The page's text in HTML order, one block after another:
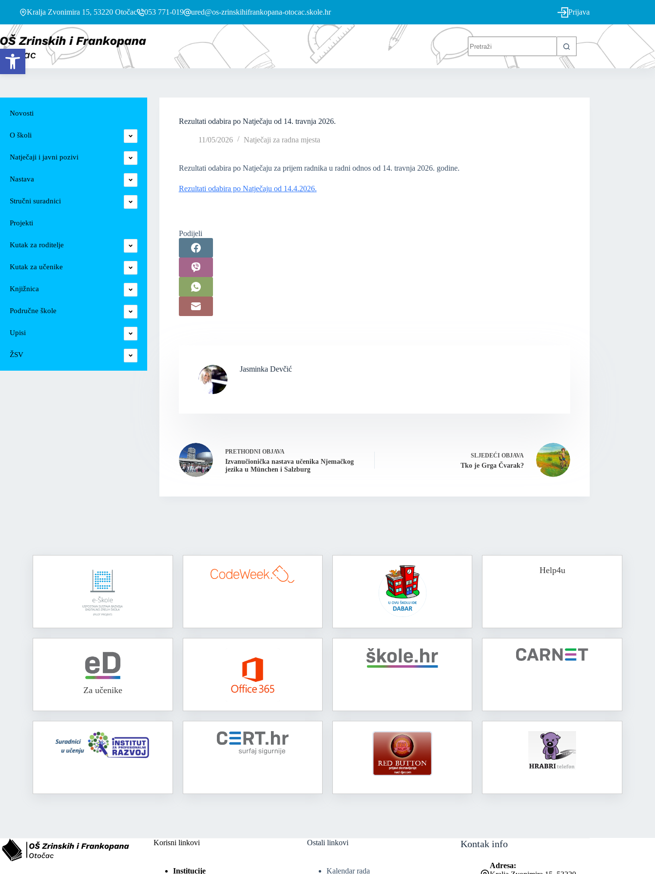
Open toolbar
Kralja Zvonimira 15, 53220 Otočac 053 771-019 ured@os-zrinskihifrankopana-otocac.skole.hr Prijava
Rezultati odabira po Natječaju od 14. travnja 2026.
11/05/2026 Natječaji za radna mjesta
Rezultati odabira po Natječaju za prijem radnika u radni odnos od 14. travnja 2026. godine.
Rezultati odabira po Natječaju od 14.4.2026.
Podijeli
Jasminka Devčić
PRETHODNI OBJAVA
Izvanučionička nastava učenika Njemačkog
jezika u München i Salzburg
SLJEDEĆI OBJAVA
Tko je Grga Čvarak?
Novosti
O školi
Natječaji i javni pozivi
Nastava
Stručni suradnici
Projekti
Kutak za roditelje
Kutak za učenike
Knjižnica
Područne škole
Upisi
ŽSV
Help4u
Za učenike
Korisni linkovi
Institucije
Ostali linkovi
Kalendar rada
Kontak info
Adresa: